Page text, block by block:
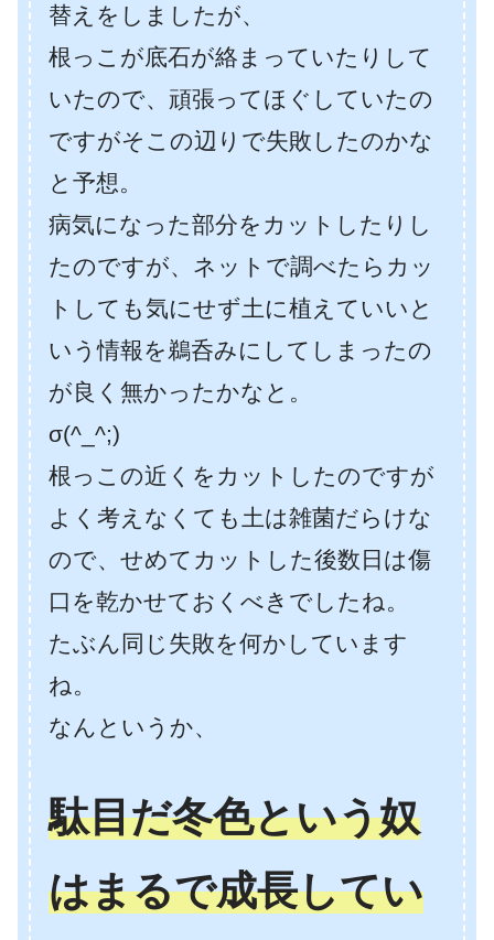
替えをしましたが、
根っこが底石が絡まっていたりして
いたので、頑張ってほぐしていたの
ですがそこの辺りで失敗したのかな
と予想。
病気になった部分をカットしたりし
たのですが、ネットで調べたらカッ
トしても気にせず土に植えていいと
いう情報を鵜呑みにしてしまったの
が良く無かったかなと。
σ(^_^;)
根っこの近くをカットしたのですが
よく考えなくても土は雑菌だらけな
ので、せめてカットした後数日は傷
口を乾かせておくべきでしたね。
たぶん同じ失敗を何かしています
ね。
なんというか、
駄目だ冬色という奴
はまるで成長してい